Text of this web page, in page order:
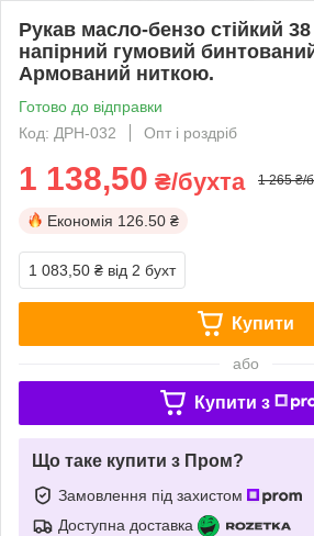
Рукав масло-бензо стійкий
напірний гумовий
Армований ниткою.
Готово до відправки
Код: ДРН-032
Опт і роздріб
1 138,50 ₴/бухта 1 265 ₴/
Економія 126.50 ₴
1 083,50 ₴ від 2 бухт
Купити
або
Купити з
Що таке купити з Пром?
Замовлення під захистом
Доступна доставка